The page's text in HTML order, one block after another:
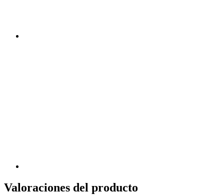
Valoraciones del producto